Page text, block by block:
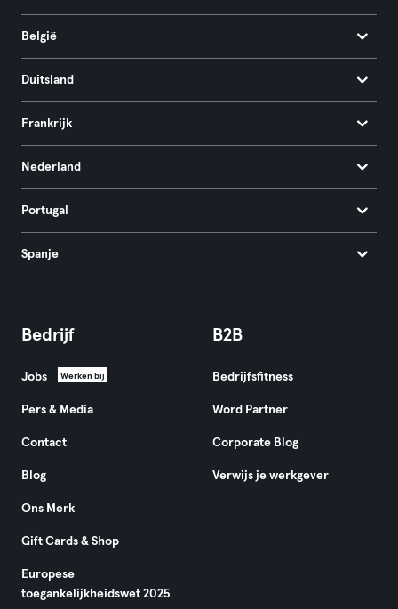
België
Duitsland
Frankrijk
Nederland
Portugal
Spanje
Bedrijf
Jobs Werken bij
Pers & Media
Contact
Blog
Ons Merk
Gift Cards & Shop
Europese
toegankelijkheidswet 2025
B2B
Bedrijfsfitness
Word Partner
Corporate Blog
Verwijs je werkgever